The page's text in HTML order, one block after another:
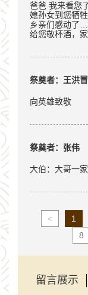
爸爸 我来看您
媳孙女到您牺
乡亲们感动了
给您敬杯酒，
祭奠者：王洪冒
向英雄致敬
祭奠者：张伟
大伯：大哥一
< 1
8
留言展示